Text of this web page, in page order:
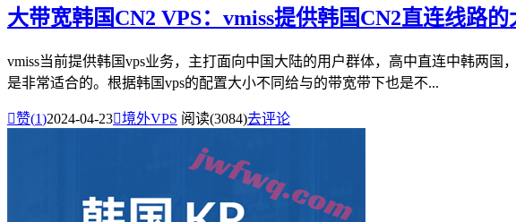
大带宽韩国CN2 VPS：vmiss提供韩国CN2直连线路
vmiss当前提供韩国vps业务，主打面向中国大陆的用户群体，高中直连中韩两
是非常适合的。根据韩国vps的配置大小不同给与的带宽带下也是不...
赞(1)2024-04-23境外VPS 阅读(3084)去评论